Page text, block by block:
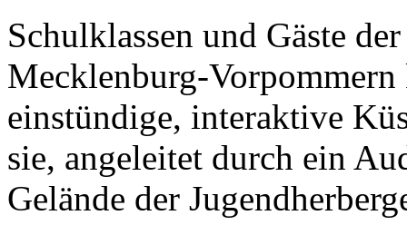
Schulklassen und Gäste
Mecklenburg-
einstündige, interaktive
sie, angeleitet durch ein
Gelände der